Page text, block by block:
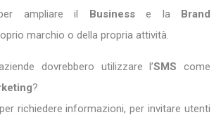
ampliare il Businesse la Brand
marchio o della propria attività.
dovrebbero utilizzare l’SMS come
?
richiedere informazioni, per invitare utenti